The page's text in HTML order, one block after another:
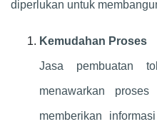
diperlukan untuk
Kemudahan Proses
Jasa pembuatan
menawarkan
memberikan